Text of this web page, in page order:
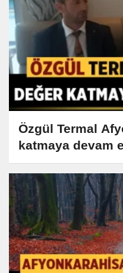
Özgül Termal
katmaya devam